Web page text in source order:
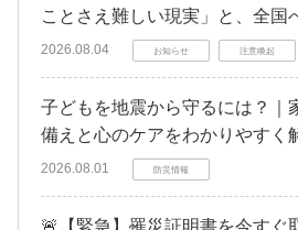
ことさえ難しい現実」と、全国
2026.08.04 お知らせ 注意喚起
子どもを地震から守るには？｜
備えと心のケアをわかりやすく
2026.08.01 防災情報